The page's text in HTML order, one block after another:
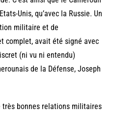
Unis, qu’avec la Russie. Un
militaire et de
complet, avait été signé avec
(ni vu ni entendu)
de la Défense, Joseph
très bonnes relations militaires